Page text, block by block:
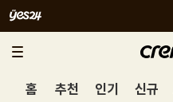
홈 추천 인기 신규